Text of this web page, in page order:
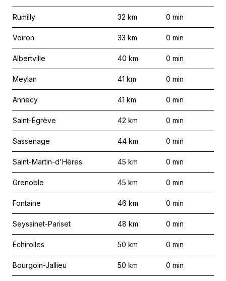
Rumilly 32 km 0 min
Voiron 33 km 0 min
Albertville 40 km 0 min
Meylan 41 km 0 min
Annecy 41 km 0 min
Saint-Égrève 42 km 0 min
Sassenage 44 km 0 min
Saint-Martin-d'Hères 45 km 0 min
Grenoble 45 km 0 min
Fontaine 46 km 0 min
Seyssinet-Pariset 48 km 0 min
Échirolles 50 km 0 min
Bourgoin-Jallieu 50 km 0 min